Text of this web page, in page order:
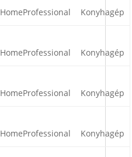
HomeProfessional Konyhagép
HomeProfessional Konyhagép
HomeProfessional Konyhagép
HomeProfessional Konyhagép